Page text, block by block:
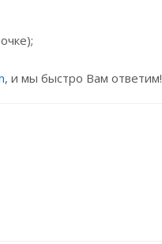
, и мы быстро Вам ответим!